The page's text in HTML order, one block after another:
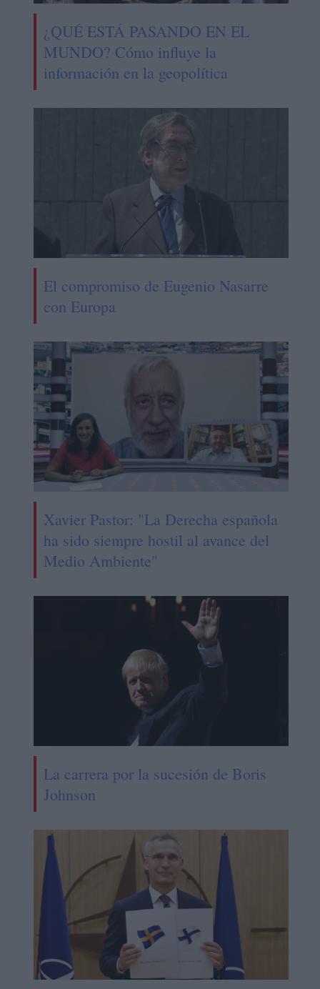
¿QUÉ ESTÁ PASANDO EN EL
MUNDO? Cómo influye la
información en la geopolítica
El compromiso de Eugenio Nasarre
con Europa
Xavier Pastor: "La Derecha española
ha sido siempre hostil al avance del
Medio Ambiente"
La carrera por la sucesión de Boris
Johnson